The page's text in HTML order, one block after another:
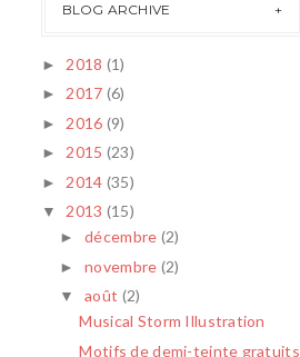
BLOG ARCHIVE
► 2018 (1)
► 2017 (6)
► 2016 (9)
► 2015 (23)
► 2014 (35)
▼ 2013 (15)
►décembre (2)
►novembre (2)
▼ août (2)
Musical Storm Illustration
Motifs de demi-teinte gratuits